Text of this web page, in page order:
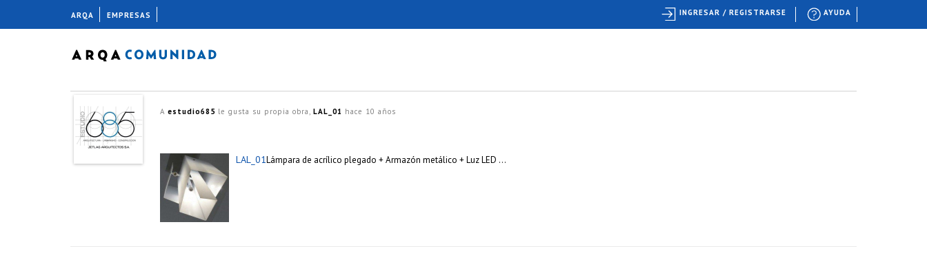
A estudio685 le gusta su propia obra, LAL_01 hace 10 años
LAL_01Lámpara de acrílico plegado + Armazón metálico + Luz LED …
ARQA EMPRESAS AYUDA
INGRESAR / REGISTRARSE